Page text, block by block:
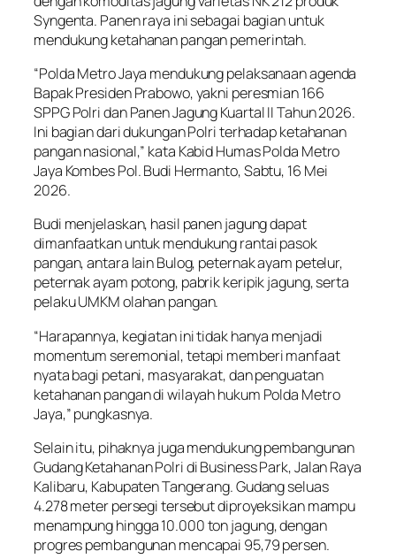
Syngenta. Panen raya ini sebagai bagian untuk
mendukung ketahanan pangan pemerintah.
“Polda Metro Jaya mendukung pelaksanaan agenda
Bapak Presiden Prabowo, yakni peresmian 166
SPPG Polri dan Panen Jagung Kuartal II Tahun 2026.
Ini bagian dari dukungan Polri terhadap ketahanan
pangan nasional,” kata Kabid Humas Polda Metro
Jaya Kombes Pol. Budi Hermanto, Sabtu, 16 Mei
2026.
Budi menjelaskan, hasil panen jagung dapat
dimanfaatkan untuk mendukung rantai pasok
pangan, antara lain Bulog, peternak ayam petelur,
peternak ayam potong, pabrik keripik jagung, serta
pelaku UMKM olahan pangan.
“Harapannya, kegiatan ini tidak hanya menjadi
momentum seremonial, tetapi memberi manfaat
nyata bagi petani, masyarakat, dan penguatan
ketahanan pangan di wilayah hukum Polda Metro
Jaya,” pungkasnya.
Selain itu, pihaknya juga mendukung pembangunan
Gudang Ketahanan Polri di Business Park, Jalan Raya
Kalibaru, Kabupaten Tangerang. Gudang seluas
4.278 meter persegi tersebut diproyeksikan mampu
menampung hingga 10.000 ton jagung, dengan
progres pembangunan mencapai 95,79 persen.